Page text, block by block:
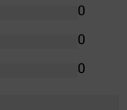
0
0
0